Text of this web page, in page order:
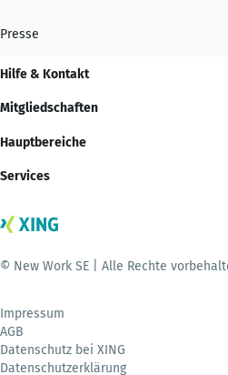
Presse
Hilfe & Kontakt
Mitgliedschaften
Hauptbereiche
Services
© New Work SE | Alle Rechte
Impressum
AGB
Datenschutz bei XING
Datenschutzerklärung